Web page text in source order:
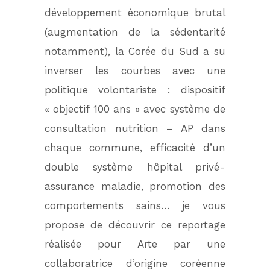
développement économique brutal
(augmentation de la sédentarité
notamment), la Corée du Sud a su
inverser les courbes avec une
politique volontariste : dispositif
« objectif 100 ans » avec système de
consultation nutrition – AP dans
chaque commune, efficacité d’un
double système hôpital privé-
assurance maladie, promotion des
comportements sains… je vous
propose de découvrir ce reportage
réalisée pour Arte par une
collaboratrice d’origine coréenne